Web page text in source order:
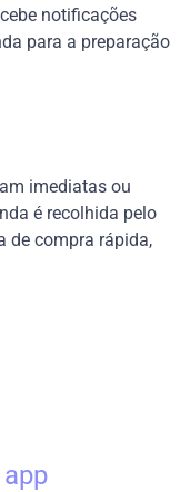
notificações
para a preparação
imediatas ou
é recolhida pelo
de compra rápida,